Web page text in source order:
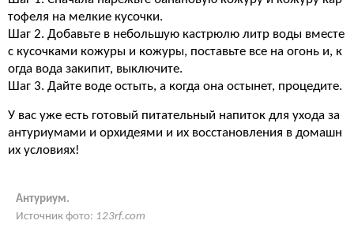
тофеля на мелкие кусочки.
Шаг 2. Добавьте в небольшую кастрюлю литр воды вместе
с кусочками кожуры и кожуры, поставьте все на огонь и, к
огда вода закипит, выключите.
Шаг 3. Дайте воде остыть, а когда она остынет, процедите.
У вас уже есть готовый питательный напиток для ухода за
антуриумами и орхидеями и их восстановления в домашн
их условиях!
Антуриум.
Источник фото: 123rf.com